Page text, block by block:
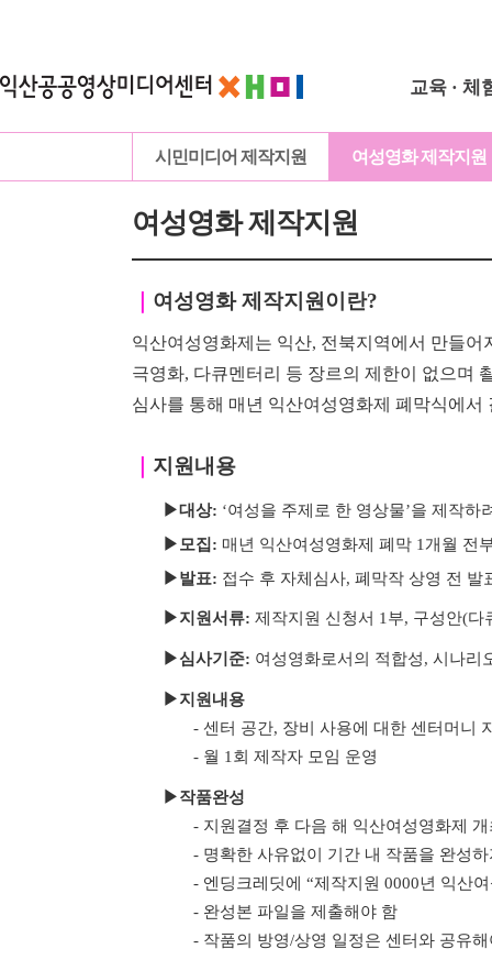
교육 · 체
시민미디어 제작지원 여성영화 제작지원
여성영화 제작지원
여성영화 제작지원이란?
익산여성영화제는 익산, 전북지역에서 만들
극영화, 다큐멘터리 등 장르의 제한이 없으며
심사를 통해 매년 익산여성영화제 폐막식에서
지원내용
▶대상: ‘여성을 주제로 한 영상물’을 제작하
▶ 모집: 매년 익산여성영화제 폐막 1개월 전
▶발표: 접수 후 자체심사, 폐막작 상영 전 발
▶지원서류: 제작지원 신청서 1부, 구성안(다
▶심사기준: 여성영화로서의 적합성, 시나리
▶지원내용
- 센터 공간, 장비 사용에 대한 센터머니
- 월 1회 제작자 모임 운영
▶작품완성
- 지원결정 후 다음 해 익산여성영화제
- 명확한 사유없이 기간 내 작품을 완성
- 엔딩크레딧에 “제작지원 0000년 익산
- 완성본 파일을 제출해야 함
- 작품의 방영/상영 일정은 센터와 공유